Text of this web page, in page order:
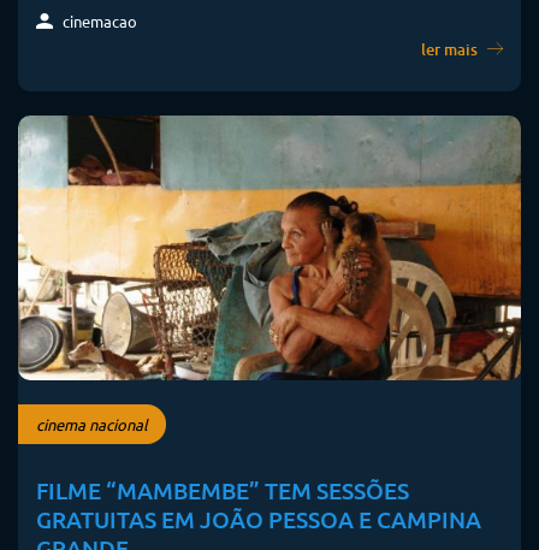
cinema nacional
FILME “MAMBEMBE” TEM SESSÕES
GRATUITAS EM JOÃO PESSOA E CAMPINA
GRANDE
O filme "Mambembe" terá sessões especiais com debate em João
Pessoa e Campina Grande nos dias 10 e 11 de junho.